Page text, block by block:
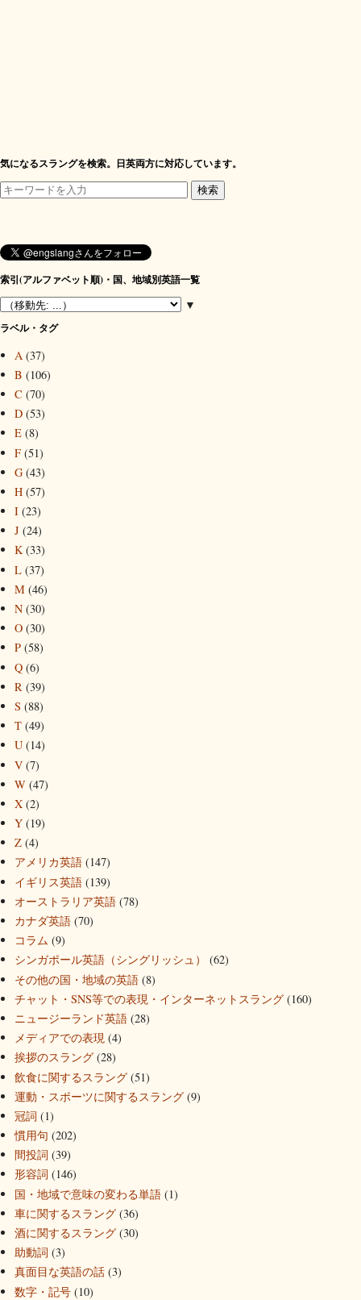
気になるスラングを検索。日英両方に対応しています。
索引(アルファベット順)・国、地域別英語一覧
▼
ラベル・タグ
A (37)
B (106)
C (70)
D (53)
E (8)
F (51)
G (43)
H (57)
I (23)
J (24)
K (33)
L (37)
M (46)
N (30)
O (30)
P (58)
Q (6)
R (39)
S (88)
T (49)
U (14)
V (7)
W (47)
X (2)
Y (19)
Z (4)
アメリカ英語 (147)
イギリス英語 (139)
オーストラリア英語 (78)
カナダ英語 (70)
コラム (9)
シンガポール英語（シングリッシュ）
(62)
その他の国・地域の英語 (8)
チャット・SNS等での表現・インターネットスラング (160)
ニュージーランド英語 (28)
メディアでの表現 (4)
挨拶のスラング (28)
飲食に関するスラング (51)
運動・スポーツに関するスラング (9)
冠詞 (1)
慣用句 (202)
間投詞 (39)
形容詞 (146)
国・地域で意味の変わる単語 (1)
車に関するスラング (36)
酒に関するスラング (30)
助動詞 (3)
真面目な英語の話 (3)
数字・記号 (10)